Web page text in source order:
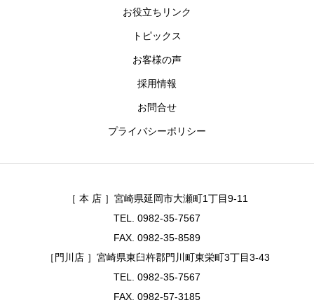
お役立ちリンク
トピックス
お客様の声
採用情報
お問合せ
プライバシーポリシー
［ 本 店 ］宮崎県延岡市大瀬町1丁目9-11
TEL. 0982-35-7567
FAX. 0982-35-8589
［門川店 ］宮崎県東臼杵郡門川町東栄町3丁目3-43
TEL. 0982-35-7567
FAX. 0982-57-3185